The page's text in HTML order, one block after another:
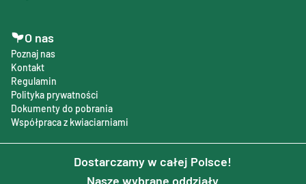
O nas
Poznaj nas
Kontakt
Regulamin
Polityka prywatności
Dokumenty do pobrania
Współpraca z kwiaciarniami
Dostarczamy w całej Polsce!
Nasze wybrane oddziały